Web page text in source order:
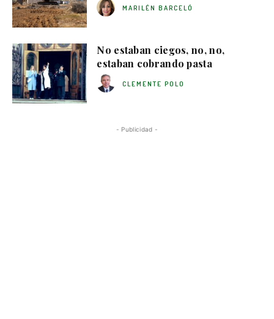
MARILÉN BARCELÓ
No estaban ciegos, no, no,
estaban cobrando pasta
CLEMENTE POLO
- Publicidad -